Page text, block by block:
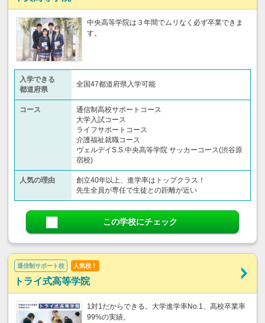
中央高等学院は３年間でムリなく必ず卒業できま
す。
入学できる
都道府県
全国47都道府県入学可能
コース
通信制高校サポートコース
大学入試コース
ライフサポートコース
介護福祉就職コース
ヴェルデイS.S.中央高等学院 サッカーコース(渋谷原
宿校)
人気の理由
創立40年以上、進学率はトップクラス！
先生全員が専任で生徒との距離が近い
この学校にチェック
通信制サポート校 人気校！
トライ式高等学院
1対1だからできる。大学進学率No.1、高校卒業率
99%の実績。